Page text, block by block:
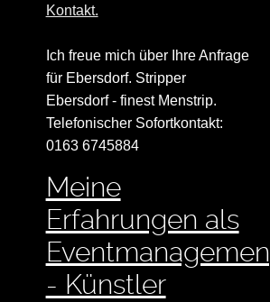
Kontakt.
Ich freue mich über Ihre Anfrage
für Ebersdorf. Stripper
Ebersdorf - finest Menstrip.
Telefonischer Sofortkontakt:
0163 6745884
Meine
Erfahrungen als
Eventmanagement
- Künstler